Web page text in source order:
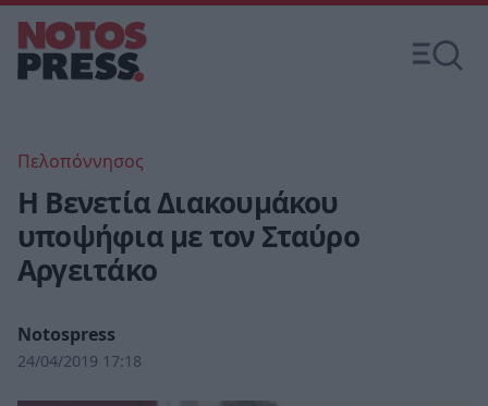
Πελοπόννησος
Η Βενετία Διακουμάκου
υποψήφια με τον Σταύρο
Αργειτάκο
Notospress
24/04/2019 17:18